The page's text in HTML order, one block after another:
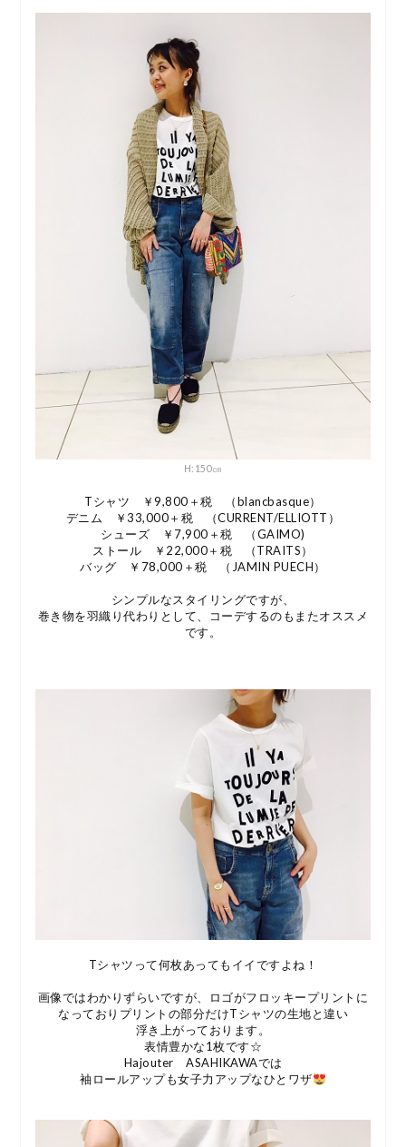
H:150㎝
Tシャツ ￥9,800＋税 （blancbasque）
デニム ￥33,000＋税 （CURRENT/ELLIOTT）
シューズ ￥7,900＋税 （GAIMO)
ストール ￥22,000＋税 （TRAITS）
バッグ ￥78,000＋税 （JAMIN PUECH）
シンプルなスタイリングですが、
巻き物を羽織り代わりとして、コーデするのもまたオススメ
です。
Tシャツって何枚あってもイイですよね！
画像ではわかりずらいですが、ロゴがフロッキープリントに
なっておりプリントの部分だけTシャツの生地と違い
浮き上がっております。
表情豊かな1枚です☆
Hajouter ASAHIKAWAでは
袖ロールアップも女子力アップなひとワザ